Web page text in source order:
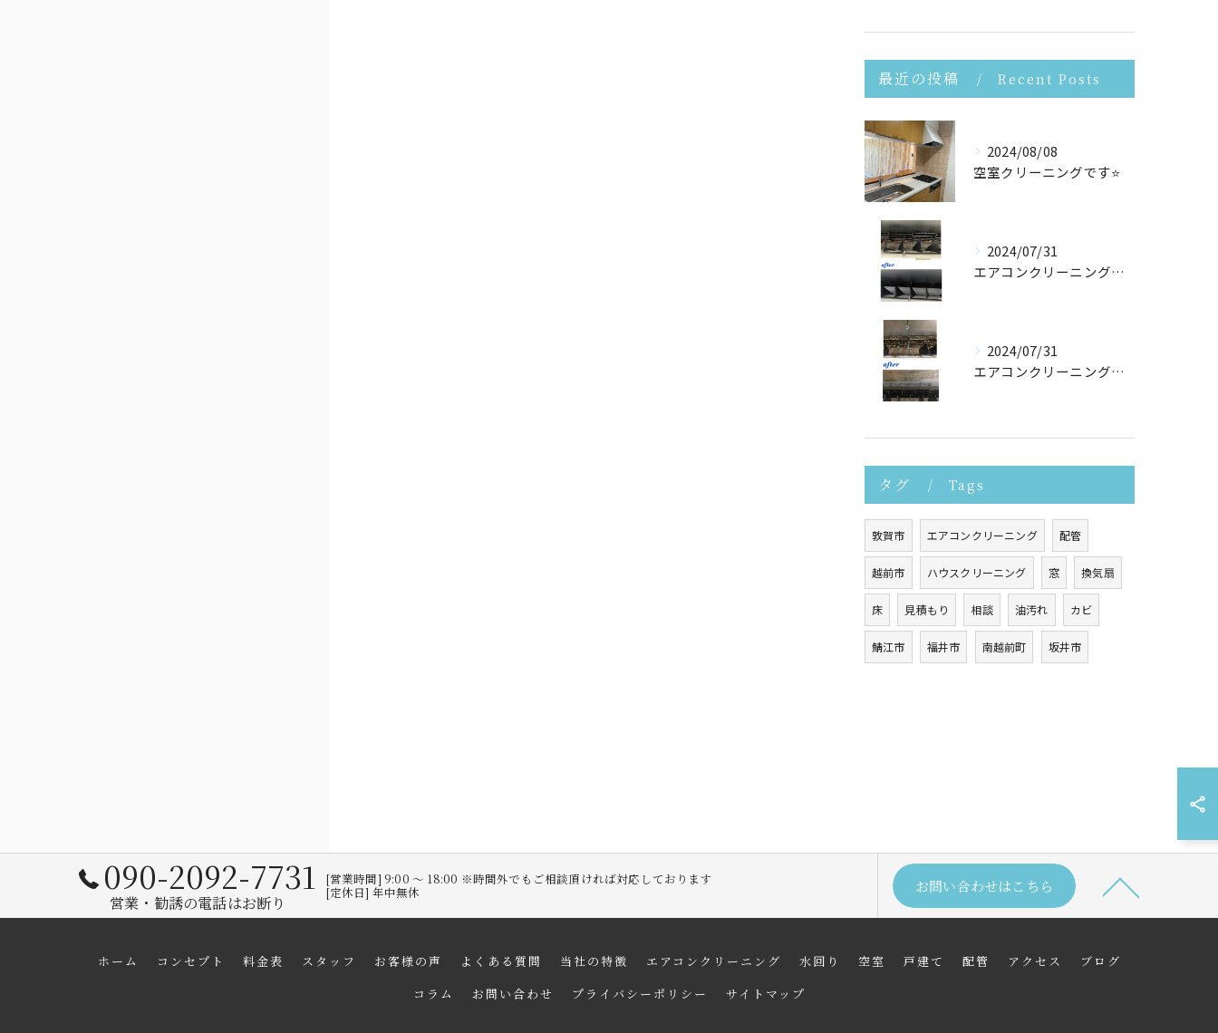
最近の投稿 Recent Posts
2024/08/08
空室クリーニングです⭐️
2024/07/31
エアコンクリーニングさせて頂きました！
2024/07/31
エアコンクリーニングたくさんご依頼頂いております！
タグ Tags
敦賀市 エアコンクリーニング 配管
越前市 ハウスクリーニング 窓 換気扇
床 見積もり 相談 油汚れ カビ
鯖江市 福井市 南越前町 坂井市
090-2092-7731
営業・勧誘の電話はお断り
[営業時間] 9:00 〜 18:00 ※時間外でもご相談頂ければ対応しております
[定休日] 年中無休
お問い合わせはこちら
ホーム コンセプト 料金表 スタッフ お客様の声 よくある質問 当社の特徴 エアコンクリーニング 水回り 空室 戸建て 配管 アクセス
ブログ
コラム
お問い合わせ プライバシーポリシー サイトマップ